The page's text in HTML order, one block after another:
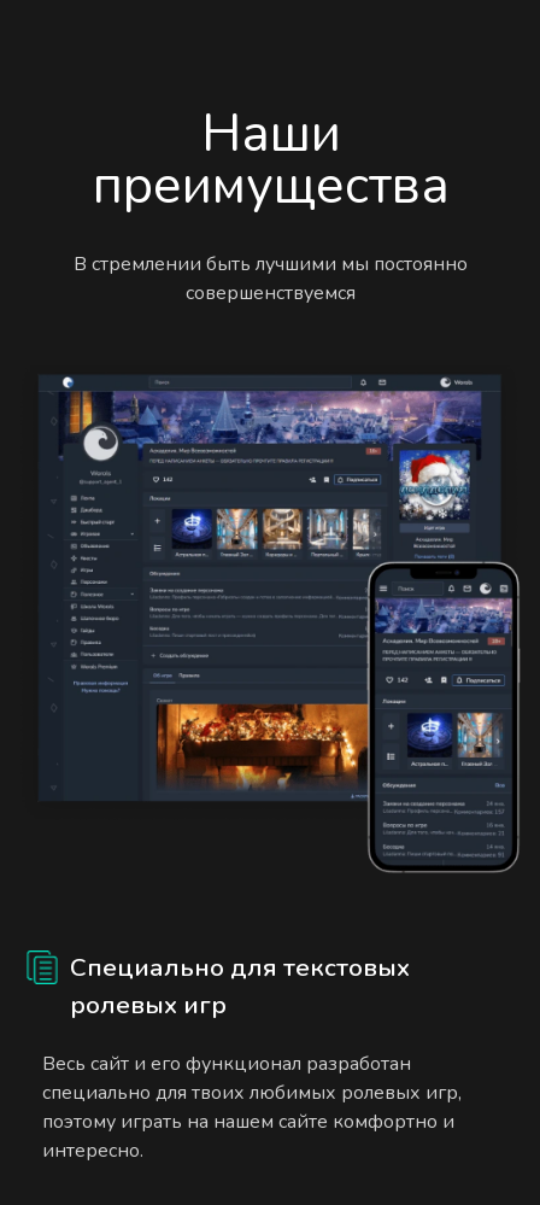
Наши
преимущества
В стремлении быть лучшими мы постоянно
совершенствуемся
Специально для текстовых
ролевых игр
Весь сайт и его функционал разработан
специально для твоих любимых ролевых игр,
поэтому играть на нашем сайте комфортно и
интересно.